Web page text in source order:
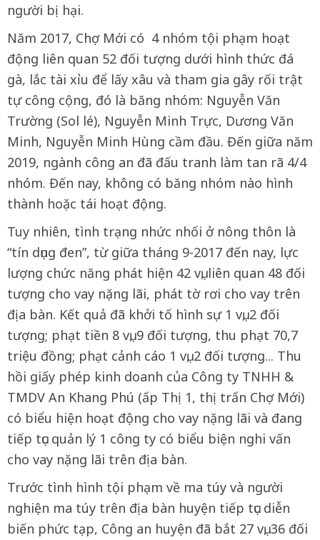
người bị hại.
Năm 2017, Chợ Mới có 4 nhóm tội phạm hoạt
động liên quan 52 đối tượng dưới hình thức đá
gà, lắc tài xỉu để lấy xâu và tham gia gây rối trật
tự công cộng, đó là băng nhóm: Nguyễn Văn
Trường (Sol lé), Nguyễn Minh Trực, Dương Văn
Minh, Nguyễn Minh Hùng cầm đầu. Đến giữa năm
2019, ngành công an đã đấu tranh làm tan rã 4/4
nhóm. Đến nay, không có băng nhóm nào hình
thành hoặc tái hoạt động.
Tuy nhiên, tình trạng nhức nhối ở nông thôn là
“tín dụng đen”, từ giữa tháng 9-2017 đến nay, lực
lượng chức năng phát hiện 42 vụ, liên quan 48 đối
tượng cho vay nặng lãi, phát tờ rơi cho vay trên
địa bàn. Kết quả đã khởi tố hình sự 1 vụ, 2 đối
tượng; phạt tiền 8 vụ, 9 đối tượng, thu phạt 70,7
triệu đồng; phạt cảnh cáo 1 vụ, 2 đối tượng... Thu
hồi giấy phép kinh doanh của Công ty TNHH &
TMDV An Khang Phú (ấp Thị 1, thị trấn Chợ Mới)
có biểu hiện hoạt động cho vay nặng lãi và đang
tiếp tục quản lý 1 công ty có biểu biện nghi vấn
cho vay nặng lãi trên địa bàn.
Trước tình hình tội phạm về ma túy và người
nghiện ma túy trên địa bàn huyện tiếp tục diễn
biến phức tạp, Công an huyện đã bắt 27 vụ, 36 đối